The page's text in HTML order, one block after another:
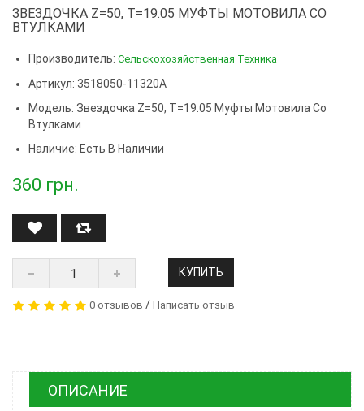
ЗВЕЗДОЧКА Z=50, T=19.05 МУФТЫ МОТОВИЛА СО
ВТУЛКАМИ
Производитель: Сельскохозяйственная Техника
Артикул: 3518050-11320А
Модель: Звездочка Z=50, T=19.05 Муфты Мотовила Со
Втулками
Наличие: Есть В Наличии
360 грн.
КУПИТЬ
0 отзывов / Написать отзыв
ОПИСАНИЕ